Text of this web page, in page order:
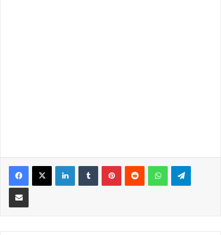
LinkedInTumblrPinterestReddit WhatsApp
Partilhar Via Email